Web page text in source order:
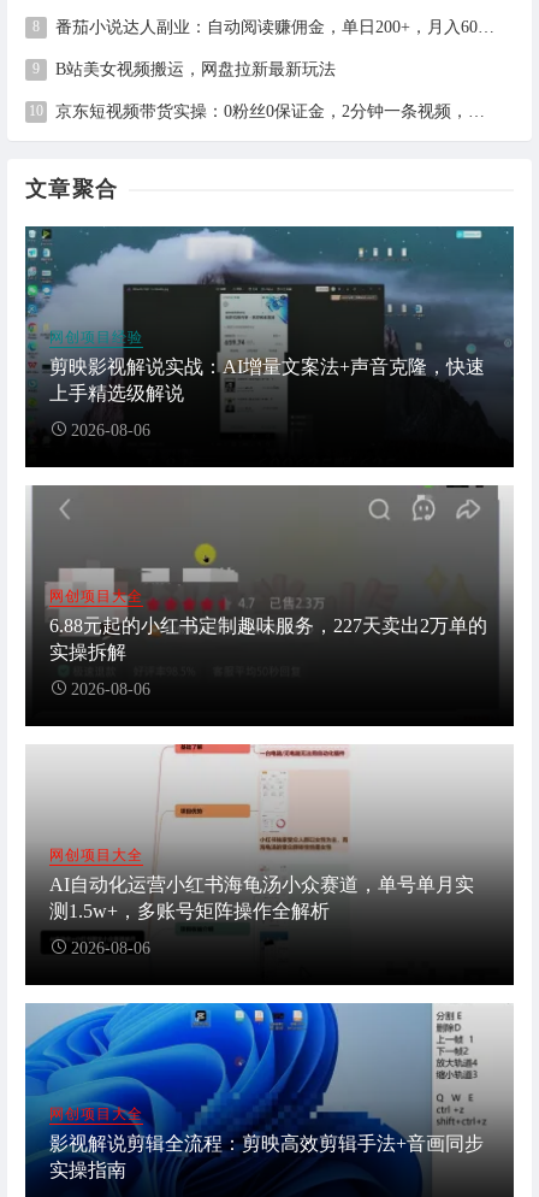
番茄小说达人副业：自动阅读赚佣金，单日200+，月入6000-15000
B站美女视频搬运，网盘拉新最新玩法
京东短视频带货实操：0粉丝0保证金，2分钟一条视频，新手日赚1千+
文章聚合
网创项目经验
剪映影视解说实战：AI增量文案法+声音克隆，快速
上手精选级解说
2026-08-06
网创项目大全
6.88元起的小红书定制趣味服务，227天卖出2万单的
实操拆解
2026-08-06
网创项目大全
AI自动化运营小红书海龟汤小众赛道，单号单月实
测1.5w+，多账号矩阵操作全解析
2026-08-06
网创项目大全
影视解说剪辑全流程：剪映高效剪辑手法+音画同步
实操指南